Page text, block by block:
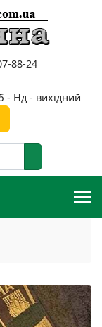
88-24
- Нд - вихідний